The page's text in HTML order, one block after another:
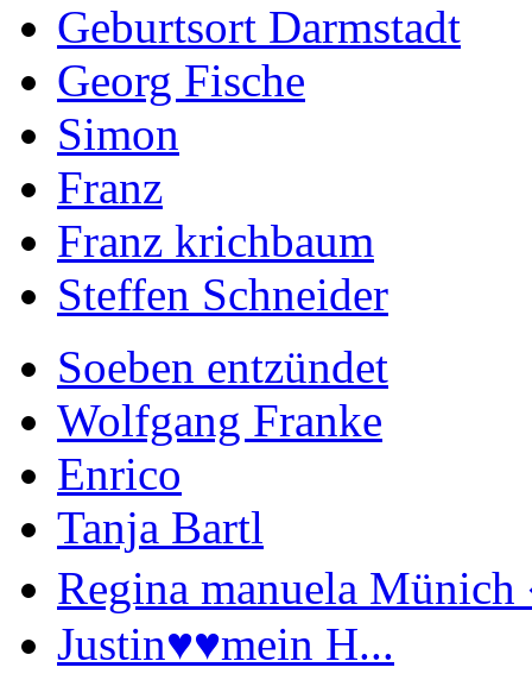
Geburtsort Darmstadt
Georg Fische
Simon
Franz
Franz krichbaum
Steffen Schneider
Soeben entzündet
Wolfgang Franke
Enrico
Tanja Bartl
Regina manuela
Justin♥️♥️mein H...